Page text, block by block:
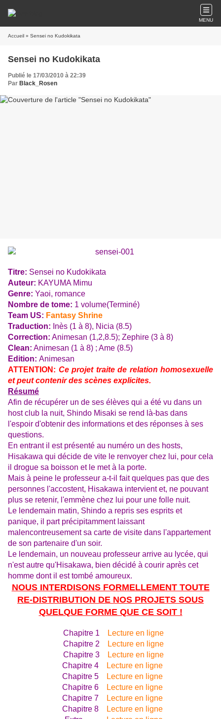
MENU
Accueil » Sensei no Kudokikata
Sensei no Kudokikata
Publié le 17/03/2010 à 22:39
Par Black_Rosen
Titre: Sensei no Kudokikata
Auteur: KAYUMA Mimu
Genre: Yaoi, romance
Nombre de tome: 1 volume(Terminé)
Team US: Fantasy Shrine
Traduction: Inès (1 à 8), Nicia (8.5)
Correction: Animesan (1,2,8.5); Zephire (3 à 8)
Clean: Animesan (1 à 8) ; Ame (8.5)
Edition: Animesan
ATTENTION: Ce projet traite de relation homosexuelle
et peut contenir des scènes explicites.
Résumé
Afin de récupérer un de ses élèves qui a été vu dans un
host club la nuit, Shindo Misaki se rend là-bas dans
l'espoir d'obtenir des informations et des réponses à ses
questions.
En entrant il est présenté au numéro un des hosts,
Hisakawa qui décide de vite le renvoyer chez lui, pour cela
il drogue sa boisson et le met à la porte.
Mais à peine le professeur a-t-il fait quelques pas que des
personnes l'accostent, Hisakawa intervient et, ne pouvant
plus se retenir, l'emmène chez lui pour une folle nuit.
Le lendemain matin, Shindo a repris ses esprits et
panique, il part précipitamment laissant
malencontreusement sa carte de visite dans l'appartement
de son partenaire d'un soir.
Le lendemain, un nouveau professeur arrive au lycée, qui
n'est autre qu'Hisakawa, bien décidé à courir après cet
homme dont il est tombé amoureux.
NOUS INTERDISONS FORMELLEMENT TOUTE
RE-DISTRIBUTION DE NOS PROJETS SOUS
QUELQUE FORME QUE CE SOIT !
Chapitre 1
Lecture en ligne
Chapitre 2
Lecture en ligne
Chapitre 3
Lecture en ligne
Chapitre 4
Lecture en ligne
Chapitre 5
Lecture en ligne
Chapitre 6
Lecture en ligne
Chapitre 7
Lecture en ligne
Chapitre 8
Lecture en ligne